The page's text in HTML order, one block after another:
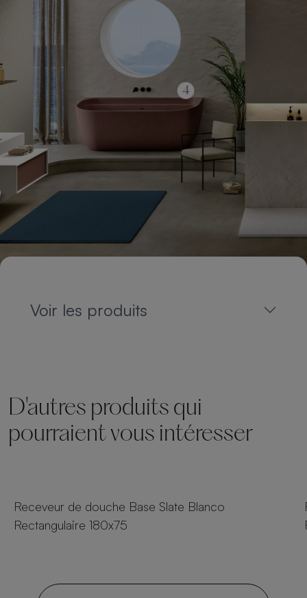
Voir les produits
D'autres produits qui
pourraient vous intéresser
Receveur de douche Base Slate Blanco
Rectangulaire 180x75